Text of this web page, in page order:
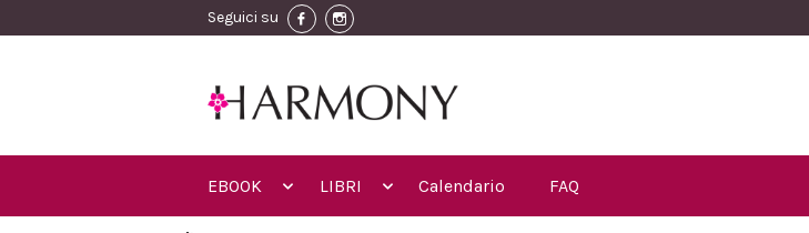
Seguici su
EBOOK LIBRI Calendario FAQ